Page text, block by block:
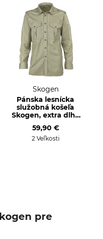
Skogen
Pánska lesnícka
služobná košeľa
Skogen, extra dlhý
59,90 €
2 Veľkosti
pre